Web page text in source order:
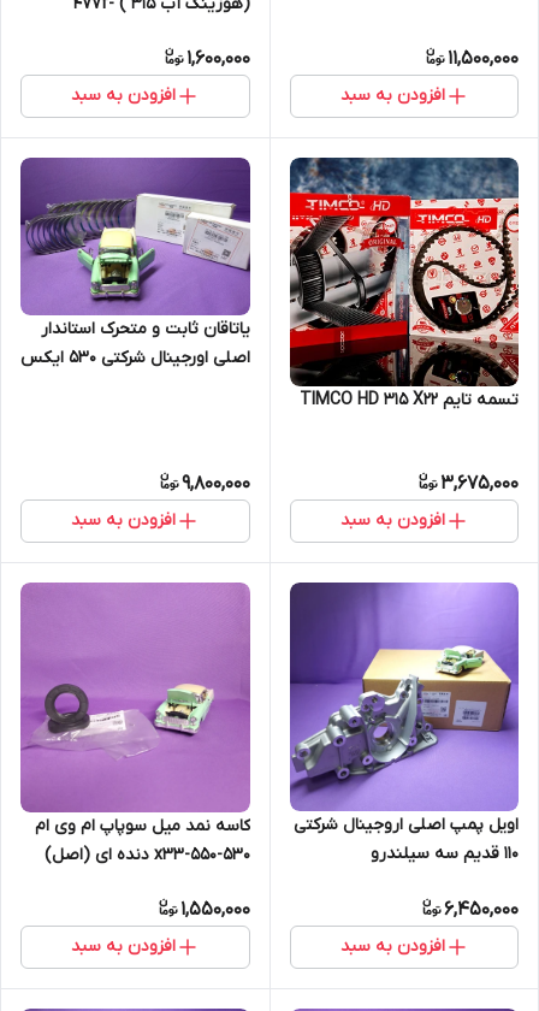
11,500,000
افزودن به سبد
1,600,000
افزودن به سبد
تسمه تایم TIMCO HD 315 X22
3,675,000
افزودن به سبد
یاتاقان ثابت و متحرک استاندار
اصلی اورجینال شرکتی 530 ایکس
9,800,000
افزودن به سبد
اویل پمپ اصلی اروجینال شرکتی
110 قدیم سه سیلندرو
6,450,000
افزودن به سبد
کاسه نمد میل سوپاپ ام وی ام
530-550-x33 دنده ای (اصل)
1,550,000
افزودن به سبد